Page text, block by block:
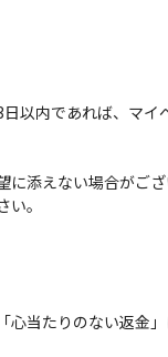
以内であれば、マ
添えない場合がござ
。
当たりのない返金